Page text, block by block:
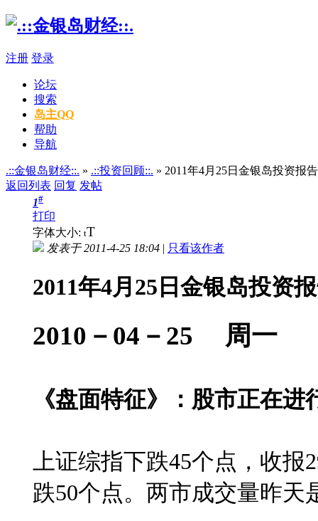
注册 登录
论坛
搜索
岛主QQ
帮助
导航
.::金银岛财经::. » .::投资回顾::. » 2011年4月25日金银岛投资报告
返回列表 回复 发帖
1#
打印
字体大小: tT
发表于 2011-4-25 18:04 | 只看该作者
2011年4月25日金银岛投资
2010－04－25 周一
《盘面特征》：股市正在
上证综指下跌45个点，收报
跌50个点。两市成交量昨天